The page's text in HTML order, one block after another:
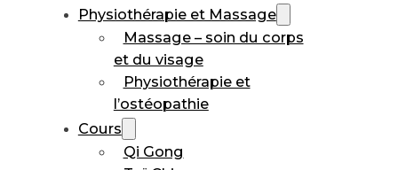
Physiothérapie et Massage
Massage – soin du corps
et du visage
Physiothérapie et
l’ostéopathie
Cours
Qi Gong